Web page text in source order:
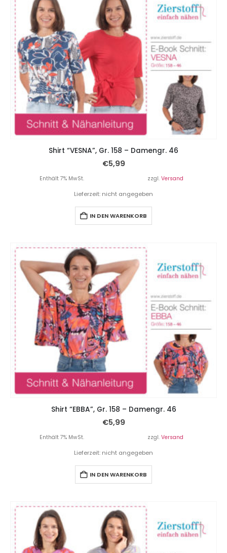
Shirt “VESNA”, Gr. 158 – Damengr. 46
€5,99
Enthält 7% MwSt. zzgl. Versand
Lieferzeit: nicht angegeben
IN DEN WARENKORB
Shirt “EBBA”, Gr. 158 – Damengr. 46
€5,99
Enthält 7% MwSt. zzgl. Versand
Lieferzeit: nicht angegeben
IN DEN WARENKORB